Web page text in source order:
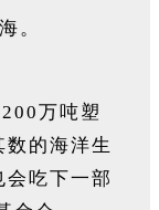
。
万吨塑
的海洋生
吃下一部